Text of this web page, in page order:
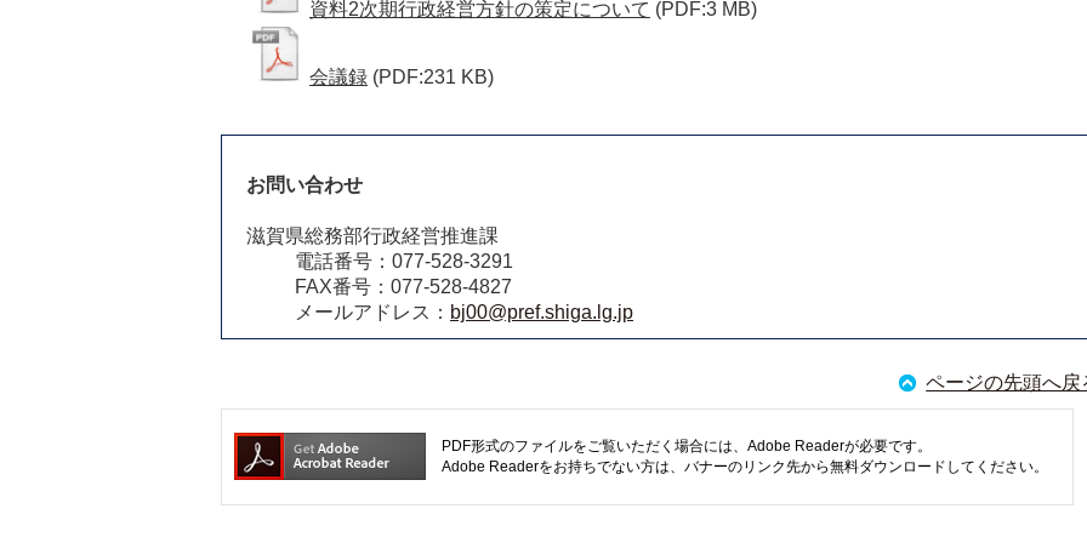
資料2次期行政経営方針の策定について (PDF:3 MB)
会議録 (PDF:231 KB)
お問い合わせ
滋賀県総務部行政経営推進課
電話番号：077-528-3291
FAX番号：077-528-4827
メールアドレス： bj00@pref.shiga.lg.jp
ページの先頭へ戻
PDF形式のファイルをご覧いただく場合には、Adobe Readerが必要です。
Adobe Readerをお持ちでない方は、バナーのリンク先から無料ダウンロードしてください。